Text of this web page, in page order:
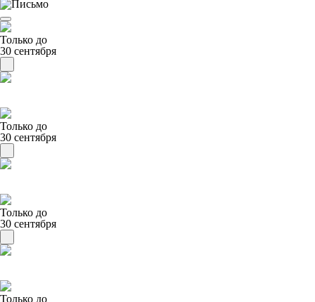
Только до
30 сентября
Только до
30 сентября
Только до
30 сентября
Только до